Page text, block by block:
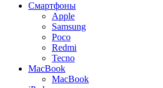
Смартфоны
Apple
Samsung
Poco
Redmi
Tecno
MacBook
MacBook